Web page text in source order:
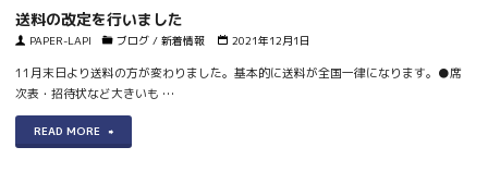
オ
テ
ン
ィ
ー
ル
ビ
送料の改定を行いました
PAPER-LAPI ブログ / 新着情報 2021年12月1日
11月末日より送料の方が変わりました。基本的に送料が全国一律になります。●席
次表・招待状など大きいも …
READ MORE
"送